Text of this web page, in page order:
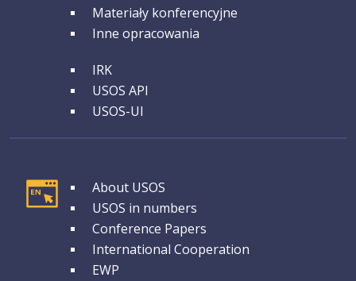
GRUPA 3Materiały konferencyjne
Inne opracowania
GRUPA 4
IRK
USOS API
USOS-UI
GRUPA 1About USOS
USOS in numbers
Conference Papers
International Cooperation
EWP